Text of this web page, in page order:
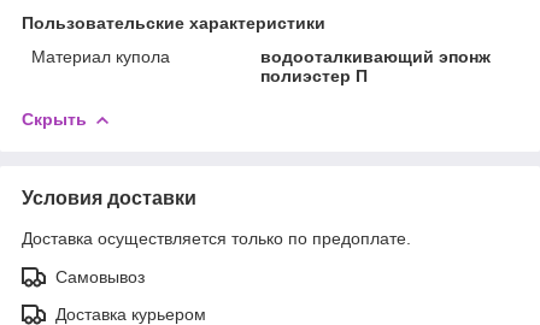
Пользовательские характеристики
Материал купола
водооталкивающий эпонж
полиэстер П
Скрыть
Условия доставки
Доставка осуществляется только по предоплате.
Самовывоз
Доставка курьером